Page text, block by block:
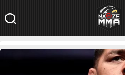
NaszeMMA.pl»Aktualności»Świat»UFC
przegranej z Lawlerem: „Cieszę się,